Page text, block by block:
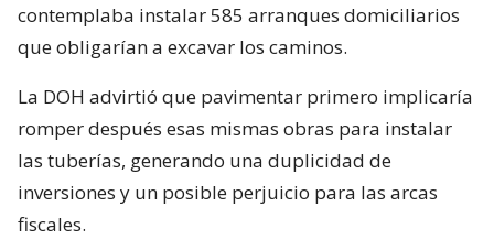
contemplaba instalar 585 arranques domiciliarios
que obligarían a excavar los caminos.
La DOH advirtió que pavimentar primero implicaría
romper después esas mismas obras para instalar
las tuberías, generando una duplicidad de
inversiones y un posible perjuicio para las arcas
fiscales.